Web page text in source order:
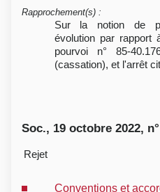
Rapprochement(s) :
Sur la notion de
évolution par rapport
pourvoi n° 85-
(cassation), et l'arrêt
Soc., 19 octobre 2022,
Rejet
Conventions et